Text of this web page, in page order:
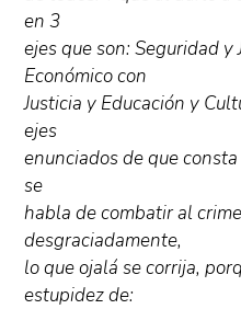
en 3
ejes que son: Seguridad y
Económico con
Justicia y Educación y
ejes
enunciados de que
se
habla de combatir al
desgraciadamente,
lo que ojalá se corrija,
estupidez de: